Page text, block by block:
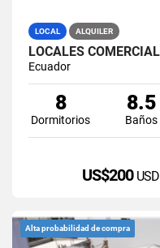
LOCAL ALQUILER
Ecuador
8
Dormitorios
8.5
Baños
US$200 USD
Alta probabilidad de compra